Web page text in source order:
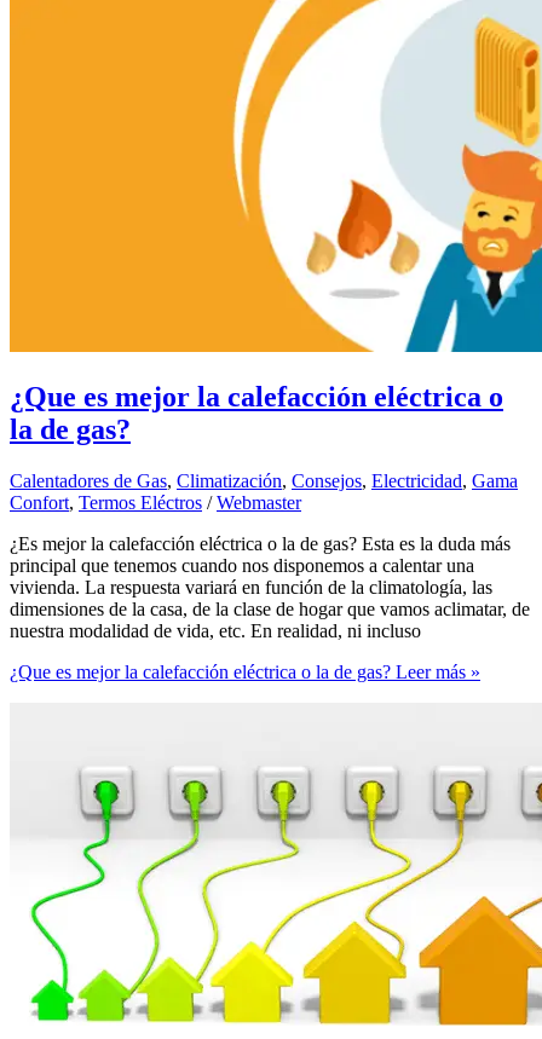
¿Que es mejor la calefacción eléctrica o
la de gas?
Calentadores de Gas, Climatización, Consejos, Electricidad, Gama
Confort, Termos Eléctros /Webmaster
¿Es mejor la calefacción eléctrica o la de gas? Esta es la duda más
principal que tenemos cuando nos disponemos a calentar una
vivienda. La respuesta variará en función de la climatología, las
dimensiones de la casa, de la clase de hogar que vamos aclimatar, de
nuestra modalidad de vida, etc. En realidad, ni incluso
¿Que es mejor la calefacción eléctrica o la de gas? Leer más »